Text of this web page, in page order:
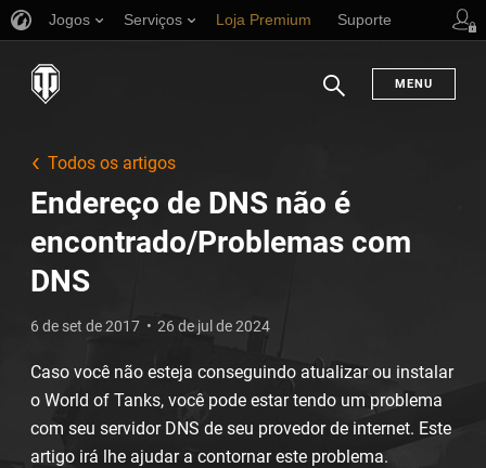
Jogos Serviços Loja Premium Suporte
MENU
Todos os artigos
Endereço de DNS não é
encontrado/Problemas com
DNS
6 de set de 2017 26 de jul de 2024
Caso você não esteja conseguindo atualizar ou instalar
o World of Tanks, você pode estar tendo um problema
com seu servidor DNS de seu provedor de internet. Este
artigo irá lhe ajudar a contornar este problema.